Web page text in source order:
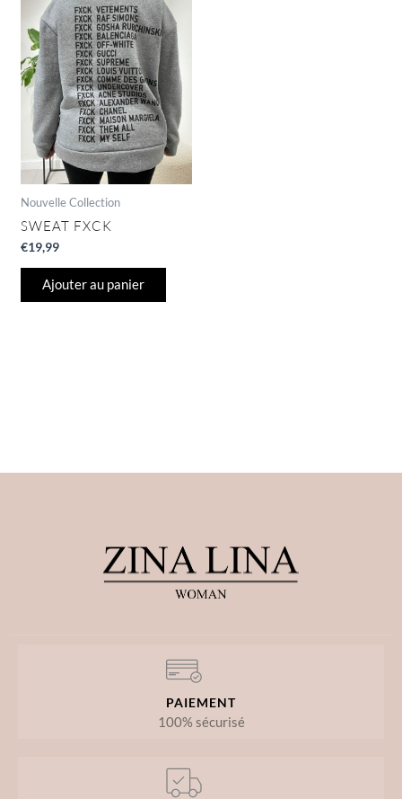
Nouvelle Collection
SWEAT FXCK
€19,99
Ajouter au panier
PAIEMENT
100% sécurisé